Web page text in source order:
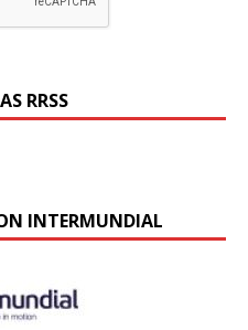
RRSS
INTERMUNDIAL